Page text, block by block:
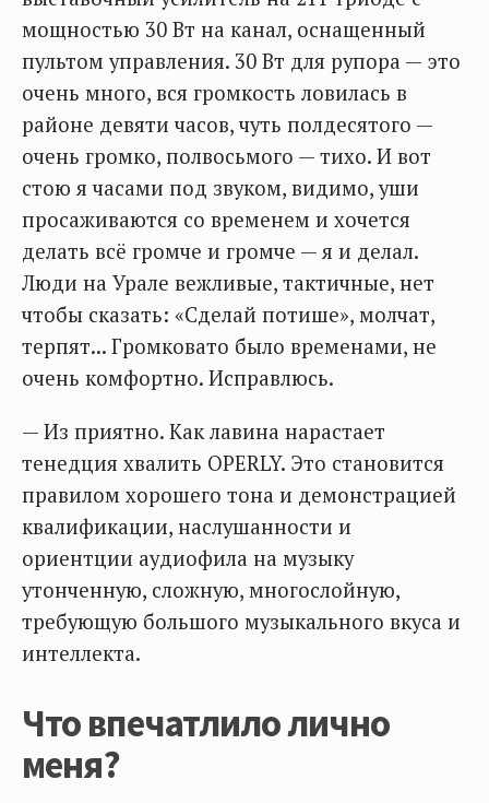
мощностью 30 Вт на канал, оснащенный
пультом управления. 30 Вт для рупора — это
очень много, вся громкость ловилась в
районе девяти часов, чуть полдесятого —
очень громко, полвосьмого — тихо. И вот
стою я часами под звуком, видимо, уши
просаживаются со временем и хочется
делать всё громче и громче — я и делал.
Люди на Урале вежливые, тактичные, нет
чтобы сказать: «Сделай потише», молчат,
терпят... Громковато было временами, не
очень комфортно. Исправлюсь.
— Из приятно. Как лавина нарастает
тенедция хвалить OPERLY. Это становится
правилом хорошего тона и демонстрацией
квалификации, наслушанности и
ориентции аудиофила на музыку
утонченную, сложную, многослойную,
требующую большого музыкального вкуса и
интеллекта.
Что впечатлило лично
меня?